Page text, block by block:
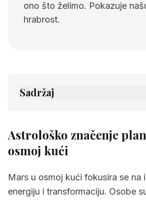
ono što želimo. Pokazuje
hrabrost.
Sadržaj
2. Povezane stranice
Astrološko značenje
osmoj kući
Mars u osmoj kući fokusira se na
energiju i transformaciju. Osobe